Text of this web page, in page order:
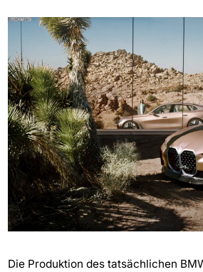
Die Produktion des tatsächlichen